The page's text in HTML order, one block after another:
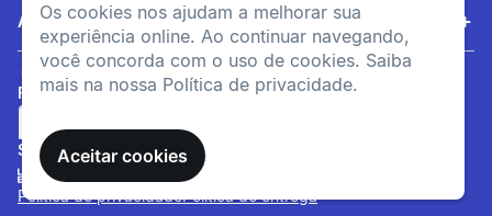
Os cookies nos ajudam a melhorar sua
experiência online. Ao continuar navegando,
você concorda com o uso de cookies. Saiba
mais na nossa Política de privacidade.
Aceitar cookies
Eliminação da
transpiração
O material em poliamida
absorve e afasta a umidade,
Ajuda
FORMAS DE PAGAMENTO
SITE SEGURO
Política de privacidadePolítica de entrega